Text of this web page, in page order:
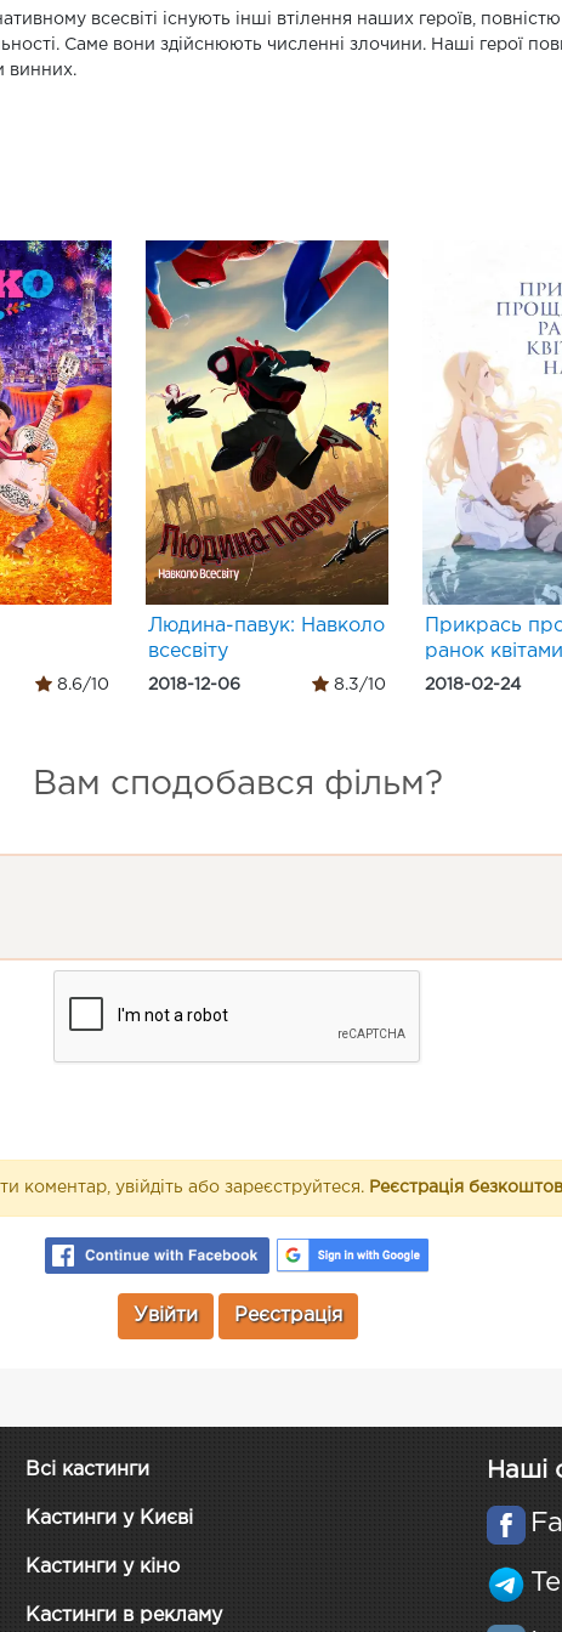
всесвіті існують інші втілення наших героїв,
Саме вони здійснюють численні злочини. Наші герої
винних.
8.6/10
Людина-павук: Навколо
всесвіту
2018-12-06 8.3/10
Прикрась
ранок квітами
2018-02-24
Вам сподобався фільм?
коментар, увійдіть або зареєструйтеся. Реєстрація
Увійти Реєстрація
Всі кастинги
Кастинги у Києві
Кастинги у кіно
Кастинги в рекламу
Наші